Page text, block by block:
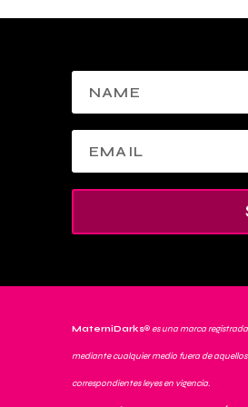
MaterniDarks®es una marca
mediante cualquier medio fuera de
correspondientes leyes en vigencia.